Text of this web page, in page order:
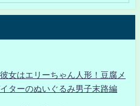
女はエリーちゃん人形！豆腐メ
ターのぬいぐるみ男子末路編